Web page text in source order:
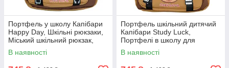
Портфель у школу Капібари
Happy Day, Шкільні рюкзаки,
Міський шкільний рюкзак,
Шкільні портфелі для
підлітків
В наявності
Портфель шкільний дитячий
Капібари Study Luck,
Портфелі в школу для
підлітків, Рюкзаки шкільні
В наявності